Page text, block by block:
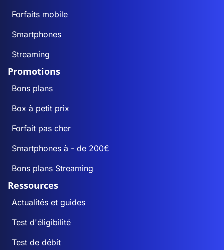
Forfaits mobile
Smartphones
Streaming
Promotions
Bons plans
Box à petit prix
Forfait pas cher
Smartphones à - de 200€
Bons plans Streaming
Ressources
Actualités et guides
Test d'éligibilité
Test de débit